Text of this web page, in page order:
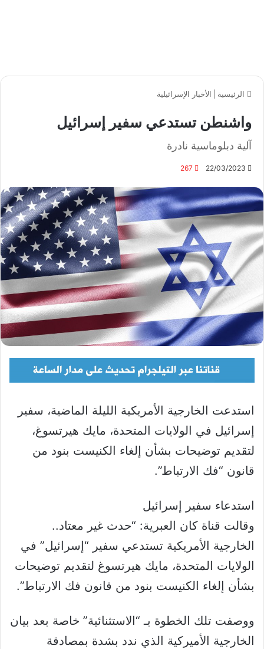
الرئيسية الأخبار الإسرائيلية
واشنطن تستدعي سفير إسرائيل
آلية دبلوماسية نادرة
22/03/2023
267
استدعت الخارجية الأمريكية الليلة الماضية، سفير
إسرائيل في الولايات المتحدة، مايك هيرتسوغ،
لتقديم توضيحات بشأن إلغاء الكنيست بنود من
قانون “فك الارتباط”.
استدعاء سفير إسرائيل
وقالت قناة كان العبرية: “حدث غير معتاد..
الخارجية الأمريكية تستدعي سفير “إسرائيل” في
الولايات المتحدة، مايك هيرتسوغ لتقديم توضيحات
بشأن إلغاء الكنيست بنود من قانون فك الارتباط”.
ووصفت تلك الخطوة بـ “الاستثنائية” خاصة بعد بيان
الخارجية الأميركية الذي ندد بشدة بمصادقة